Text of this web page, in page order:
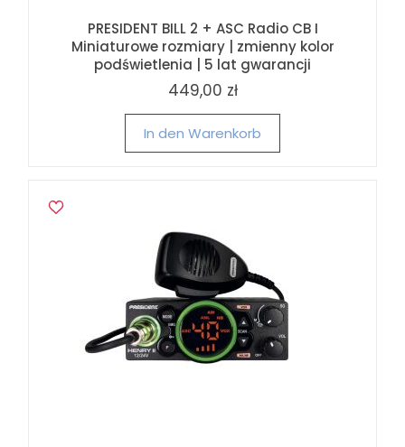
PRESIDENT BILL 2 + ASC Radio CB I
Miniaturowe rozmiary | zmienny kolor
podświetlenia | 5 lat gwarancji
449,00 zł
In den Warenkorb